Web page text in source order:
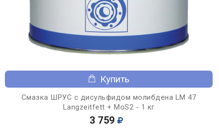
Купить
Смазка ШРУС с дисульфидом молибдена LM 47
Langzeitfett + MoS2 - 1 кг
3 759